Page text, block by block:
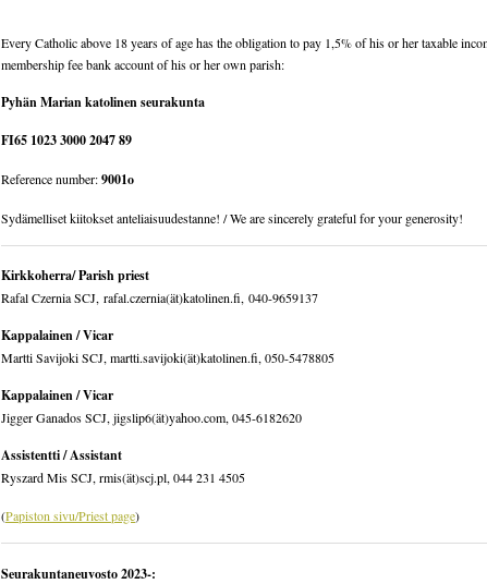
Every Catholic above 18 years of age has the obligation to pay 1,5% of his or her taxable
membership fee bank account of his or her own parish:
Pyhän Marian katolinen seurakunta
FI65 1023 3000 2047 89
Reference number:9001o
Sydämelliset kiitokset anteliaisuudestanne! / We are sincerely grateful for your generosity!
Kirkkoherra/ Parish priest
Rafal Czernia SCJ, rafal.czernia(ät)katolinen.fi, 040-9659137
Kappalainen / Vicar
Martti Savijoki SCJ, martti.savijoki(ät)katolinen.fi, 050-5478805
Kappalainen / Vicar
Jigger Ganados SCJ, jigslip6(ät)yahoo.com, 045-6182620
Assistentti / Assistant
Ryszard Mis SCJ, rmis(ät)scj.pl, 044 231 4505
(Papiston sivu/Priest page)
Seurakuntaneuvosto 2023-: